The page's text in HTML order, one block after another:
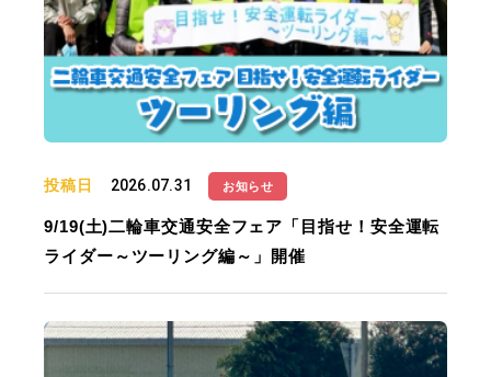
投稿日 2026.07.31 お知らせ
9/19(土)二輪車交通安全フェア「目指せ！安全運転
ライダー～ツーリング編～」開催